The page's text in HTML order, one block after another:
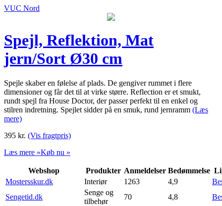
VUC Nord
Spejl, Reflektion, Mat
jern/Sort Ø30 cm
Spejle skaber en følelse af plads. De gengiver rummet i flere
dimensioner og får det til at virke større. Reflection er et smukt,
rundt spejl fra House Doctor, der passer perfekt til en enkel og
stilren indretning. Spejlet sidder på en smuk, rund jernramm (Læs
mere)
395 kr. (Vis fragtpris)
Læs mere »Køb nu »
Webshop Produkter Anmeldelser Bedømmelse
Mostersskur.dk
Interiør 1263 4,9
Sengetid.dk
Senge og
tilbehør
70 4,8